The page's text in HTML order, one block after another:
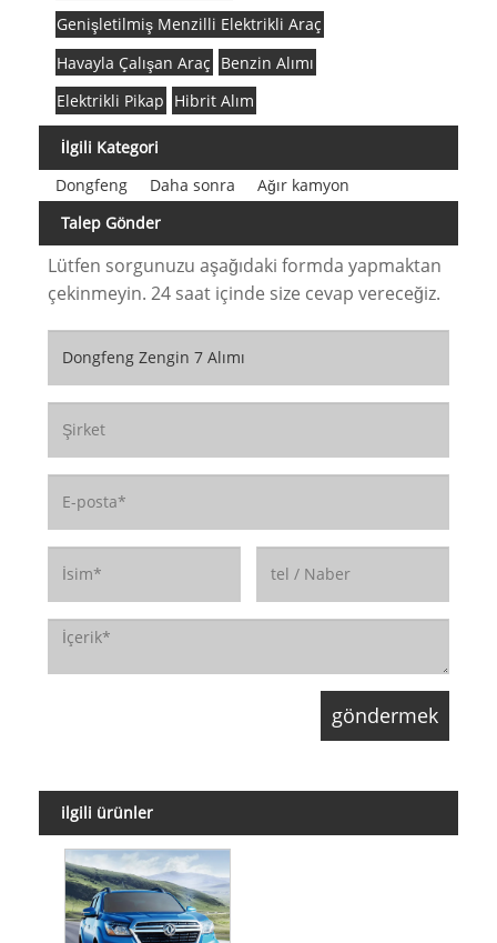
Genişletilmiş Menzilli Elektrikli Araç
Havayla Çalışan Araç Benzin Alımı
Elektrikli Pikap Hibrit Alım
İlgili Kategori
Dongfeng
Daha sonra
Ağır kamyon
Talep Gönder
Lütfen sorgunuzu aşağıdaki formda yapmaktan
çekinmeyin. 24 saat içinde size cevap vereceğiz.
ilgili ürünler